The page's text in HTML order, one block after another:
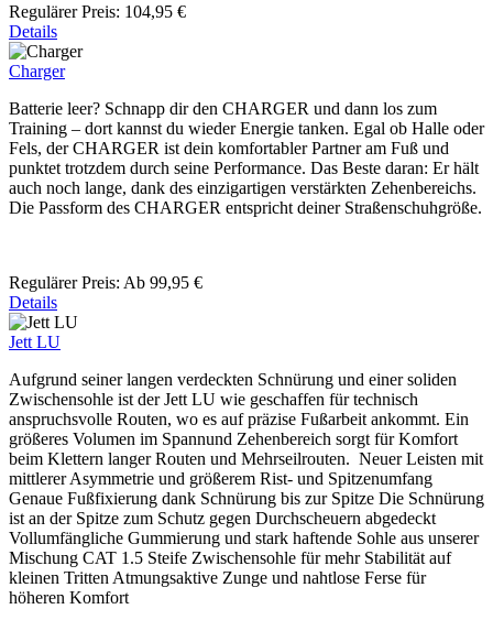
Regulärer Preis: 104,95 €
Details
Charger
Batterie leer? Schnapp dir den CHARGER und dann los zum
Training – dort kannst du wieder Energie tanken. Egal ob Halle oder
Fels, der CHARGER ist dein komfortabler Partner am Fuß und
punktet trotzdem durch seine Performance. Das Beste daran: Er hält
auch noch lange, dank des einzigartigen verstärkten Zehenbereichs.
Die Passform des CHARGER entspricht deiner Straßenschuhgröße.
Regulärer Preis: Ab 99,95 €
Details
Jett LU
Aufgrund seiner langen verdeckten Schnürung und einer soliden
Zwischensohle ist der Jett LU wie geschaffen für technisch
anspruchsvolle Routen, wo es auf präzise Fußarbeit ankommt. Ein
größeres Volumen im Spannund Zehenbereich sorgt für Komfort
beim Klettern langer Routen und Mehrseilrouten. Neuer Leisten mit
mittlerer Asymmetrie und größerem Rist- und Spitzenumfang
Genaue Fußfixierung dank Schnürung bis zur Spitze Die Schnürung
ist an der Spitze zum Schutz gegen Durchscheuern abgedeckt
Vollumfängliche Gummierung und stark haftende Sohle aus unserer
Mischung CAT 1.5 Steife Zwischensohle für mehr Stabilität auf
kleinen Tritten Atmungsaktive Zunge und nahtlose Ferse für
höheren Komfort